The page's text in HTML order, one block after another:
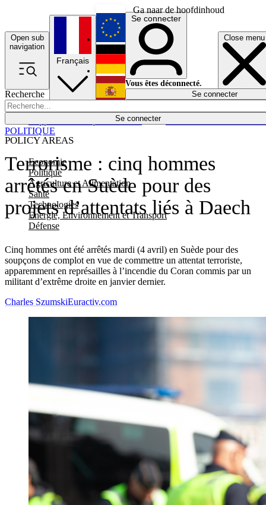
Ga naar de hoofdinhoud
Open sub
navigation
Close menu
Recherche
Se connecter
POLICY AREAS
Economie
Politique
Agriculture et Alimentation
Santé
Technologies
Energie, Environnement et Transport
Défense
Économie
Français
English
Deutsch
Español
Se connecter
Vous êtes déconnecté.
Se connecter
Terrorisme : cinq hommes
arrêtés en Suède pour des
projets d’attentats liés à Daech
Cinq hommes ont été arrêtés mardi (4 avril) en Suède pour des
soupçons de complot en vue de commettre un attentat terroriste,
apparemment en représailles à l’incendie du Coran commis par un
militant d’extrême droite en janvier dernier.
POLITIQUE
Charles SzumskiEuractiv.com